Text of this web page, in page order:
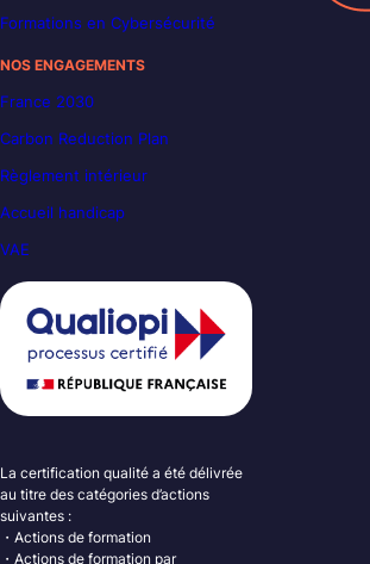
Formations en Cybersécurité
NOS ENGAGEMENTS
France 2030
Carbon Reduction Plan
Règlement intérieur
Accueil handicap
VAE
La certification qualité a été délivrée
au titre des catégories d’actions
suivantes :
・Actions de formation
・Actions de formation par